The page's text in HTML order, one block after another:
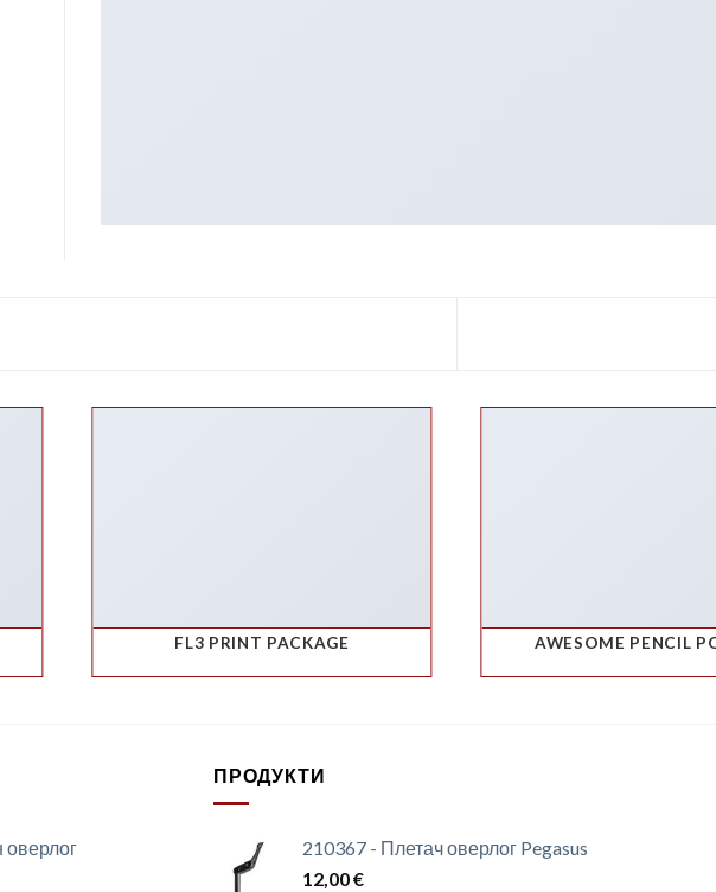
FL3 PRINT PACKAGE AWESOME PENCIL
оверлог
ПРОДУКТИ
210367 - Плетач оверлог Pegasus
12,00€